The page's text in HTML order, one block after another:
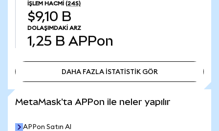
İŞLEM HACMI (24S)
$9,10 B
DOLAŞIMDAKI ARZ
1,25 B APPon
DAHA FAZLA İSTATİSTİK GÖR
MetaMask'ta APPon ile neler yapılır
APPon Satın Al